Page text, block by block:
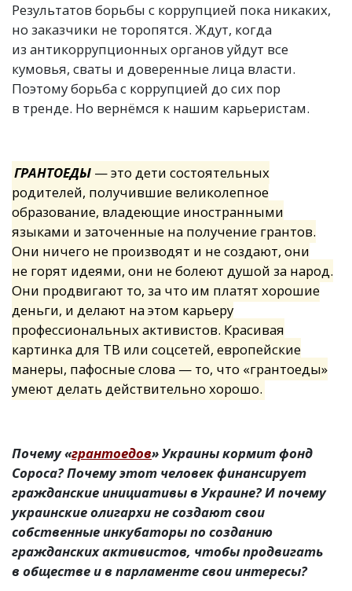
Результатов борьбы с коррупцией пока никаких,
но заказчики не торопятся. Ждут, когда
из антикоррупционных органов уйдут все
кумовья, сваты и доверенные лица власти.
Поэтому борьба с коррупцией до сих пор
в тренде. Но вернёмся к нашим карьеристам.
ГРАНТОЕДЫ — это дети состоятельных
родителей, получившие великолепное
образование, владеющие иностранными
языками и заточенные на получение грантов.
Они ничего не производят и не создают, они
не горят идеями, они не болеют душой за народ.
Они продвигают то, за что им платят хорошие
деньги, и делают на этом карьеру
профессиональных активистов. Красивая
картинка для ТВ или соцсетей, европейские
манеры, пафосные слова — то, что «грантоеды»
умеют делать действительно хорошо.
Почему«грантоедов» Украины кормит фонд
Сороса? Почему этот человек финансирует
гражданские инициативы в Украине? И почему
украинские олигархи не создают свои
собственные инкубаторы по созданию
гражданских активистов, чтобы продвигать
в обществе и в парламенте свои интересы?